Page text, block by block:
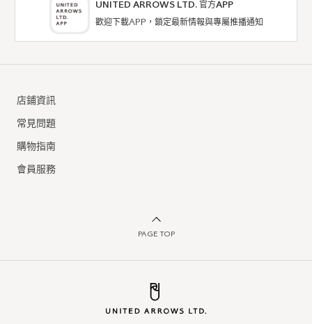
UNITED ARROWS LTD. 官方APP
歡迎下載APP，鎖定最新情報與專屬推播通知
店鋪資訊
常見問題
購物指南
會員服務
PAGE TOP